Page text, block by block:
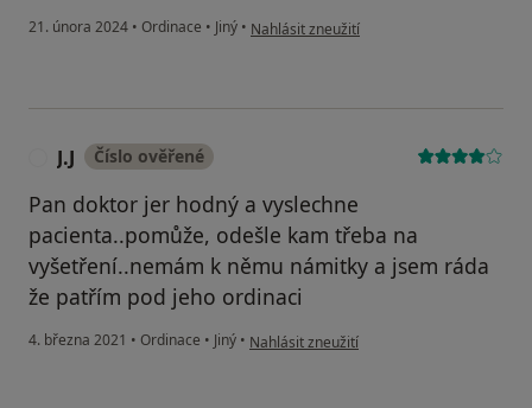
21. února 2024 • Ordinace • Jiný • podle názoru uživatele Monča
Nahlásit zneužití
J.J Číslo ověřené
Pan doktor jer hodný a vyslechne
pacienta..pomůže, odešle kam třeba na
vyšetření..nemám k němu námitky a jsem ráda
že patřím pod jeho ordinaci
4. března 2021 • Ordinace • Jiný • podle názoru uživatele J.J
Nahlásit zneužití